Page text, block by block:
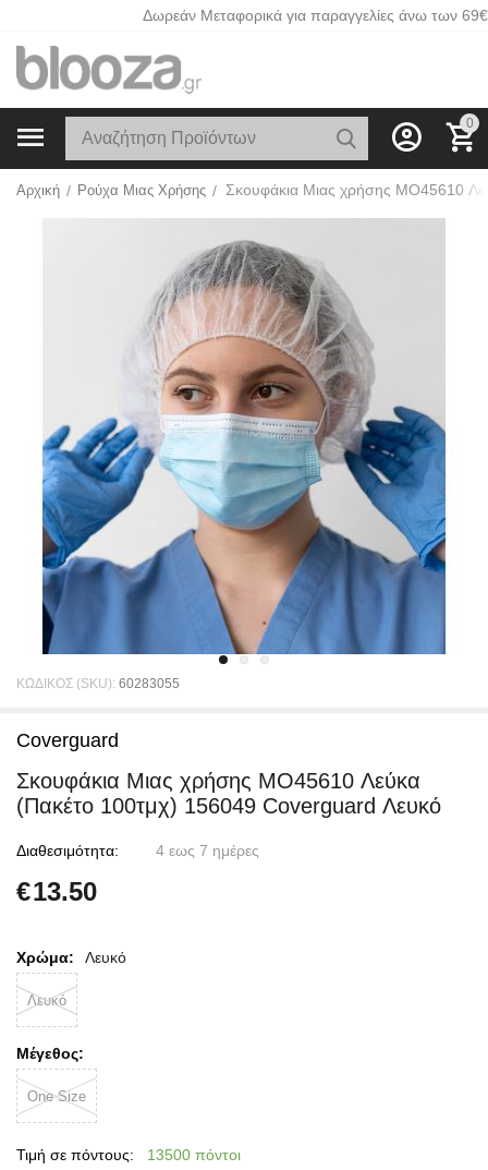
Δωρεάν Μεταφορικά για παραγγελίες άνω των 69€
0
Αρχική / Ρούχα Μιας Χρήσης /
ΚΩΔΙΚΟΣ (SKU): 60283055
Coverguard
Σκουφάκια Mιας χρήσης MO45610 Λεύκα
(Πακέτο 100τμχ) 156049 Coverguard Λευκό
Διαθεσιμότητα: 4 εως 7 ημέρες
€13.50
Χρώμα: Λευκό
Λευκό
Μέγεθος:
One Size
Τιμή σε πόντους:
13500 πόντοι